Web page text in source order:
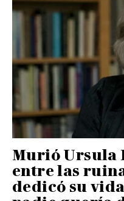
Murió Ursula
entre las
dedicó su